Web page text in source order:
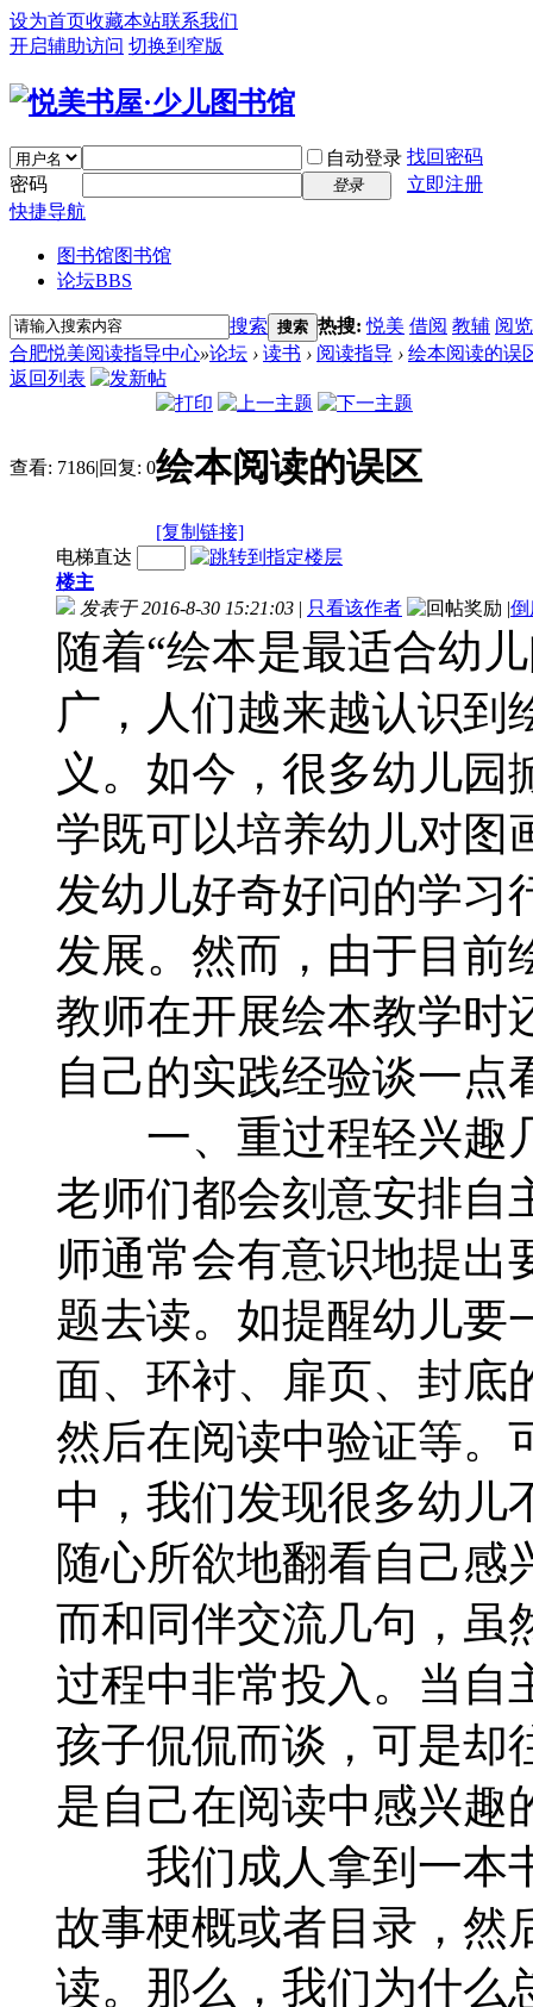
设为首页收藏本站联系我们
开启辅助访问 切换到窄版
自动登录 找回密码
密码
登录
立即注册
快捷导航
图书馆图书馆
论坛BBS
搜索 搜索 热搜:悦美 借阅 教辅 阅览
合肥悦美阅读指导中心»论坛 › 读书 › 阅读指导 › 绘本阅读的误
返回列表
查看: 7186|回复: 0绘本阅读的误区
[复制链接]
电梯直达
楼主
发表于 2016-8-30 15:21:03 | 只看该作者 |倒
随着“绘本是最适合幼
广，人们越来越认识到
义。如今，很多幼儿园
学既可以培养幼儿对图
发幼儿好奇好问的学习
发展。然而，由于目前
教师在开展绘本教学时
自己的实践经验谈一点
一、重过程轻兴趣
老师们都会刻意安排自
师通常会有意识地提出
题去读。如提醒幼儿要
面、环衬、扉页、封底
然后在阅读中验证等。
中，我们发现很多幼儿
随心所欲地翻看自己感
而和同伴交流几句，虽
过程中非常投入。当自
孩子侃侃而谈，可是却
是自己在阅读中感兴趣
我们成人拿到一本
故事梗概或者目录，然
读。那么，我们为什么